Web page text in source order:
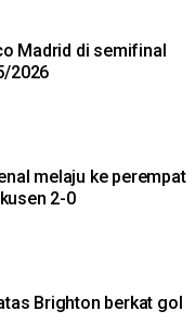
Madrid di semifinal
2026
melaju ke perempat
2-0
Brighton berkat gol